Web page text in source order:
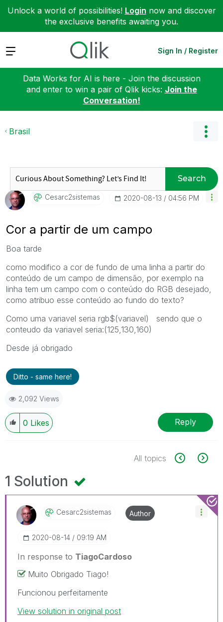
Unlock a world of possibilities! Login now and discover
the exclusive benefits awaiting you.
Expand Sign In / Register
Data Works for AI is here - Join the discussion
and enter to win a pair of Qlik kicks: Join the
Conversation!
Brasil
Search
Cesarc2sistemas ‎2020-08-13 04:56 PM
Cor a partir de um campo
Boa tarde
como modifico a cor de fundo de uma linha a partir do
conteúdo de um campo de dimensão, por exemplo na
linha tem um campo com o conteúdo do RGB desejado,
como atribuo esse conteúdo ao fundo do texto?
Como uma variavel seria rgb$(variavel) sendo que o
conteudo da variavel seria:(125,130,160)
Desde já obrigado
Ditto - same here!
2,092 Views
0 Likes Reply
All topics
1 Solution
Cesarc2sistemas
‎2020-08-14 09:19 AM
Author
In response to TiagoCardoso
Muito Obrigado Tiago!
Funcionou perfeitamente
View solution in original post